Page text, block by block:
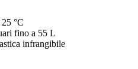
°C
fino a 55 L
infrangibile